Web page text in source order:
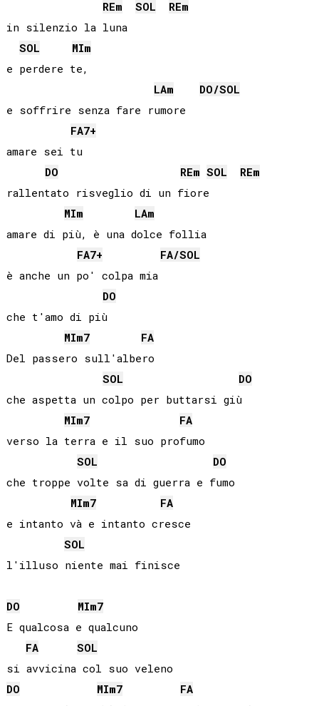
REm SOL REm
in silenzio la luna
SOL
MIm
e perdere te,
LAm DO/SOL
e soffrire senza fare rumore
FA7+
amare sei tu
DO
REm SOL REm
rallentato risveglio di un fiore
MIm LAm
amare di più, è una dolce follia
FA7+ FA/SOL
è anche un po' colpa mia
DO
che t'amo di più
MIm7
FA
Del passero sull'albero
SOL
DO
che aspetta un colpo per buttarsi giù
MIm7
FA
verso la terra e il suo profumo
SOL
DO
che troppe volte sa di guerra e fumo
MIm7
FA
e intanto và e intanto cresce
SOL
l'illuso niente mai finisce
DO MIm7
E qualcosa e qualcuno
FA
SOL
DO
MIm7
FA